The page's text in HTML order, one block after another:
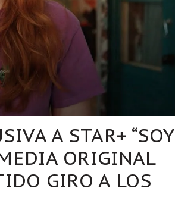
A STAR+ “SOY
ORIGINAL
GIRO A LOS